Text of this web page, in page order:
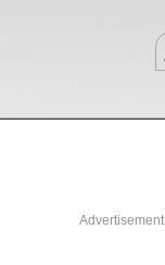
Advertisement